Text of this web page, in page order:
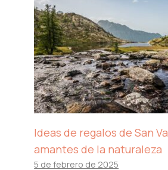
Ideas de regalos de San
amantes de la naturaleza
5 de febrero de 2025